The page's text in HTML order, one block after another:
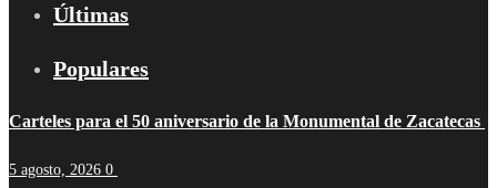
Últimas
Populares
Carteles para el 50 aniversario de la Monumental de Zacatecas
5 agosto, 2026 0